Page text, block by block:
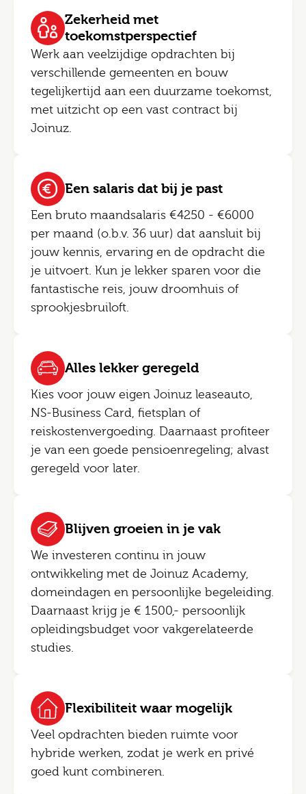
Zekerheid met
toekomstperspectief
Werk aan veelzijdige opdrachten bij
verschillende gemeenten en bouw
tegelijkertijd aan een duurzame toekomst,
met uitzicht op een vast contract bij
Joinuz.
Een salaris dat bij je past
Een bruto maandsalaris €4250 - €6000
per maand (o.b.v. 36 uur) dat aansluit bij
jouw kennis, ervaring en de opdracht die
je uitvoert. Kun je lekker sparen voor die
fantastische reis, jouw droomhuis of
sprookjesbruiloft.
Alles lekker geregeld
Kies voor jouw eigen Joinuz leaseauto,
NS-Business Card, fietsplan of
reiskostenvergoeding. Daarnaast profiteer
je van een goede pensioenregeling; alvast
geregeld voor later.
Blijven groeien in je vak
We investeren continu in jouw
ontwikkeling met de Joinuz Academy,
domeindagen en persoonlijke begeleiding.
Daarnaast krijg je € 1500,- persoonlijk
opleidingsbudget voor vakgerelateerde
studies.
Flexibiliteit waar mogelijk
Veel opdrachten bieden ruimte voor
hybride werken, zodat je werk en privé
goed kunt combineren.